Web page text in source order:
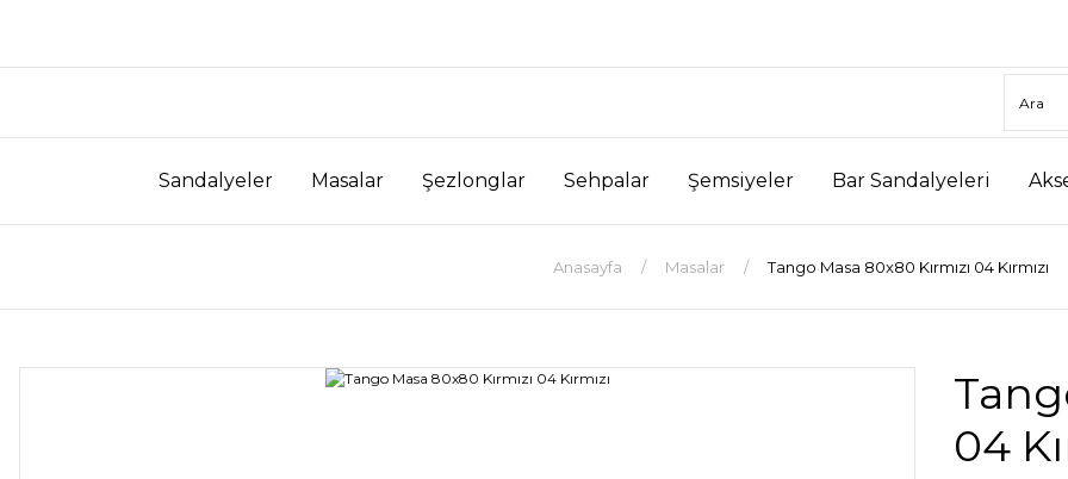
Sandalyeler Masalar Şezlonglar Sehpalar Şemsiyeler Bar Sandalyeleri
Anasayfa Masalar Tango Masa 80x80 Kırmızı 04 Kırmızı
04